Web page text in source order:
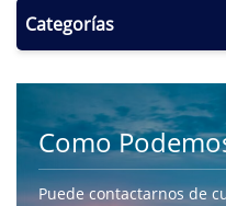
Categorías
Como
Puede contactarnos de